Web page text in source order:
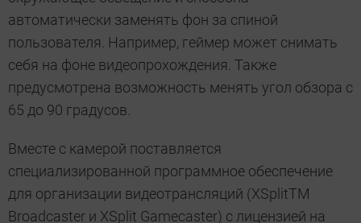
автоматически заменять фон за спиной
пользователя. Например, геймер может снимать
себя на фоне видеопрохождения. Также
предусмотрена возможность менять угол обзора с
65 до 90 градусов.
Вместе с камерой поставляется
специализированной программное обеспечение
для организации видеотрансляций (XSplitTM
Broadcaster и XSplit Gamecaster) с лицензией на